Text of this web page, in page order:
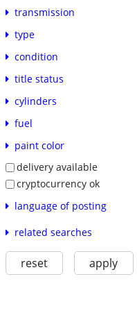
transmission
type
condition
title status
cylinders
fuel
paint color
delivery available
cryptocurrency ok
language of posting
related searches
reset apply